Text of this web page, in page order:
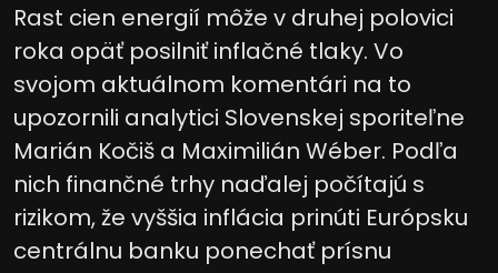
Rast cien energií môže v druhej polovici
roka opäť posilniť inflačné tlaky. Vo
svojom aktuálnom komentári na to
upozornili analytici Slovenskej sporiteľne
Marián Kočiš a Maximilián Wéber. Podľa
nich finančné trhy naďalej počítajú s
rizikom, že vyššia inflácia prinúti Európsku
centrálnu banku ponechať prísnu